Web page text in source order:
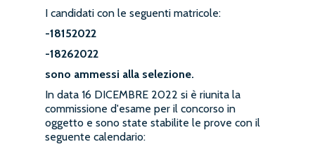
I candidati con le seguenti matricole:
-18152022
-18262022
sono ammessi alla selezione.
In data 16 DICEMBRE 2022 si è riunita la
commissione d'esame per il concorso in
oggetto e sono state stabilite le prove con il
seguente calendario: